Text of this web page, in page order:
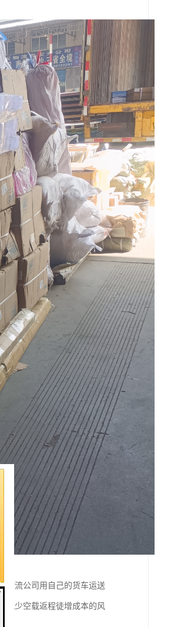
物流公司用自己的货车运送
减少空载返程徒增成本的风